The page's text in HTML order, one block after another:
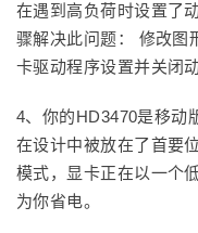
在遇到高负荷时设置了
骤解决此问题： 修改图
卡驱动程序设置并关闭
4、你的HD3470是移动
在设计中被放在了首要
模式，显卡正在以一个
为你省电。